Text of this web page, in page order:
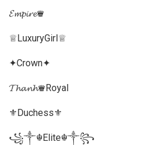
𝓔𝓶𝓹𝓲𝓻𝓮♛
♕LuxuryGirl♕
✦Crown✦
𝓣𝓱𝓪𝓷𝓱♛Royal
⚜️Duchess⚜️
꧁༒☬Elite☬༒꧂